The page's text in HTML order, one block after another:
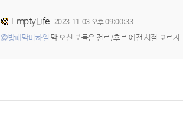
EmptyLife 2023.11.03 오후 09:00:33
@방패막미하일 막 오신 분들은 전르/후르 예전 시절 모르지